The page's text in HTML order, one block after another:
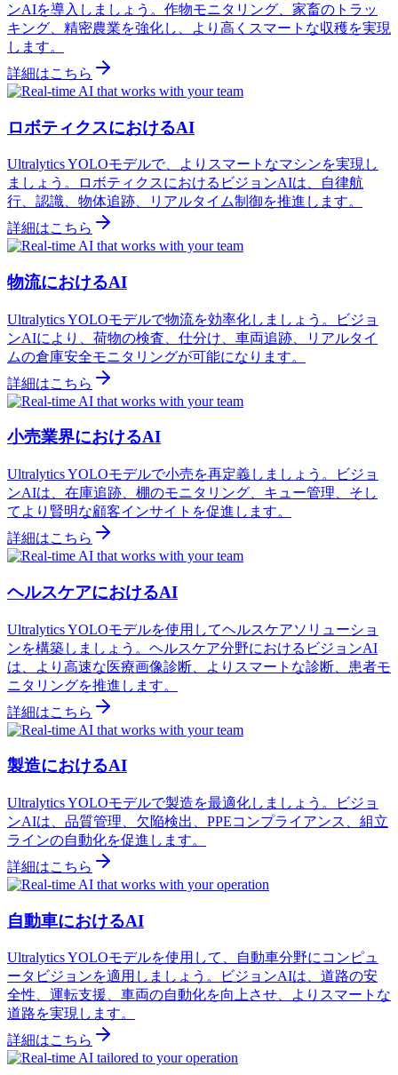
ンAIを導入しましょう。作物モニタリング、家畜のトラッ
キング、精密農業を強化し、より高くスマートな収穫を実現
します。
詳細はこちら
ロボティクスにおけるAI
Ultralytics YOLOモデルで、よりスマートなマシンを実現し
ましょう。ロボティクスにおけるビジョンAIは、自律航
行、認識、物体追跡、リアルタイム制御を推進します。
詳細はこちら
物流におけるAI
Ultralytics YOLOモデルで物流を効率化しましょう。ビジョ
ンAIにより、荷物の検査、仕分け、車両追跡、リアルタイ
ムの倉庫安全モニタリングが可能になります。
詳細はこちら
小売業界におけるAI
Ultralytics YOLOモデルで小売を再定義しましょう。ビジョ
ンAIは、在庫追跡、棚のモニタリング、キュー管理、そし
てより賢明な顧客インサイトを促進します。
詳細はこちら
ヘルスケアにおけるAI
Ultralytics YOLOモデルを使用してヘルスケアソリューショ
ンを構築しましょう。ヘルスケア分野におけるビジョンAI
は、より高速な医療画像診断、よりスマートな診断、患者モ
ニタリングを推進します。
詳細はこちら
製造におけるAI
Ultralytics YOLOモデルで製造を最適化しましょう。ビジョ
ンAIは、品質管理、欠陥検出、PPEコンプライアンス、組立
ラインの自動化を促進します。
詳細はこちら
自動車におけるAI
Ultralytics YOLOモデルを使用して、自動車分野にコンピュ
ータビジョンを適用しましょう。ビジョンAIは、道路の安
全性、運転支援、車両の自動化を向上させ、よりスマートな
道路を実現します。
詳細はこちら